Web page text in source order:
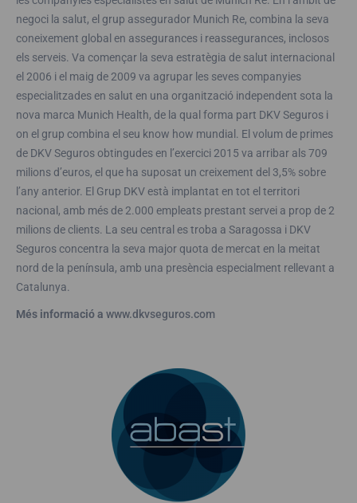
negoci la salut, el grup assegurador Munich Re, combina la seva
coneixement global en assegurances i reassegurances, inclosos
els serveis. Va començar la seva estratègia de salut internacional
el 2006 i el maig de 2009 va agrupar les seves companyies
especialitzades en salut en una organització independent sota la
nova marca Munich Health, de la qual forma part DKV Seguros i
on el grup combina el seu know how mundial. El volum de primes
de DKV Seguros obtingudes en l’exercici 2015 va arribar als 709
milions d’euros, el que ha suposat un creixement del 3,5% sobre
l’any anterior. El Grup DKV està implantat en tot el territori
nacional, amb més de 2.000 empleats prestant servei a prop de 2
milions de clients. La seu central es troba a Saragossa i DKV
Seguros concentra la seva major quota de mercat en la meitat
nord de la península, amb una presència especialment rellevant a
Catalunya.
Més informació a www.dkvseguros.com